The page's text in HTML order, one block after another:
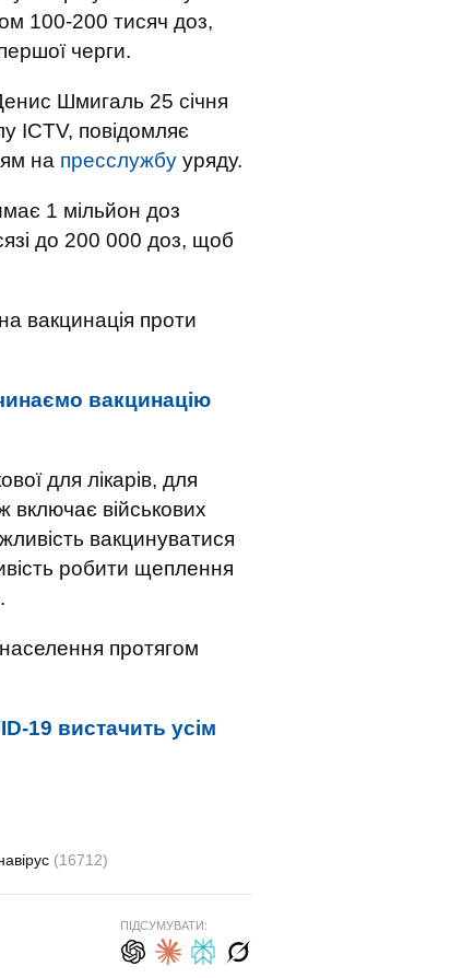
100-200 тисяч доз,
черги.
Шмигаль 25 січня
ICTV, повідомляє
на пресслужбу уряду.
1 мільйон доз
до 200 000 доз, щоб
вакцинація проти
вакцинацію
для лікарів, для
включає військових
вакцинуватися
робити щеплення
протягом
19 вистачить усім
(16712)
ПІДСУМУВАТИ: